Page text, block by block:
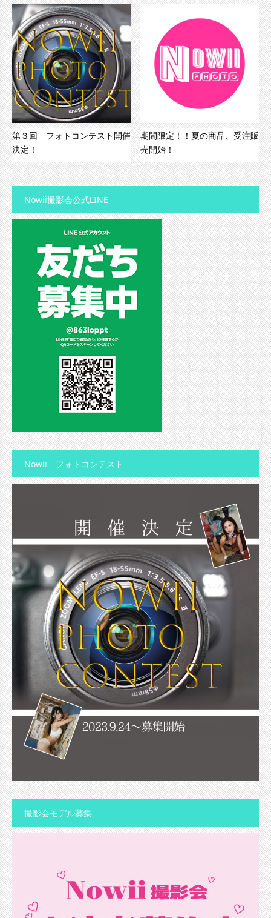
第３回 フォトコンテスト開催
決定！
期間限定！！夏の商品、受注販
売開始！
Nowii撮影会公式LINE
Nowii フォトコンテスト
撮影会モデル募集